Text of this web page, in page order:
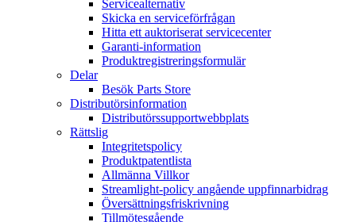
Servicealternativ
Skicka en serviceförfrågan
Hitta ett auktoriserat servicecenter
Garanti-information
Produktregistreringsformulär
Delar
Besök Parts Store
Distributörsinformation
Distributörssupportwebbplats
Rättslig
Integritetspolicy
Produktpatentlista
Allmänna Villkor
Streamlight-policy angående uppfinnarbidrag
Översättningsfriskrivning
Tillmötesgående